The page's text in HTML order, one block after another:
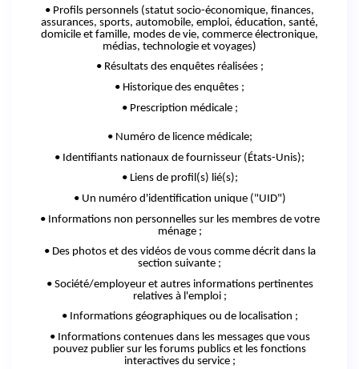
• Profils personnels (statut socio-économique, finances,
assurances, sports, automobile, emploi, éducation, santé,
domicile et famille, modes de vie, commerce électronique,
médias, technologie et voyages)
• Résultats des enquêtes réalisées ;
• Historique des enquêtes ;
• Prescription médicale ;
• Numéro de licence médicale;
• Identifiants nationaux de fournisseur (États-Unis);
• Liens de profil(s) lié(s);
• Un numéro d'identification unique ("UID")
• Informations non personnelles sur les membres de votre
ménage ;
• Des photos et des vidéos de vous comme décrit dans la
section suivante ;
• Société/employeur et autres informations pertinentes
relatives à l'emploi ;
• Informations géographiques ou de localisation ;
• Informations contenues dans les messages que vous
pouvez publier sur les forums publics et les fonctions
interactives du service ;